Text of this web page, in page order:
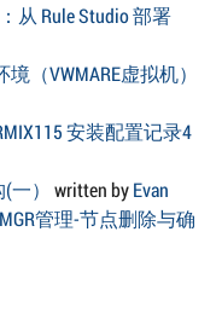
：从 Rule Studio 部署
（VWMARE虚拟机）
安装配置记录4
）
written byEvan
管理-节点删除与确